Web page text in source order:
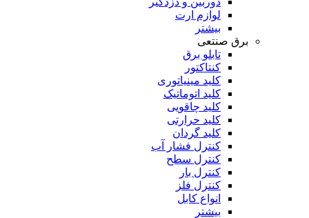
لوازم ارت
بیشتر
برق صنتعی
تابلو برق
کنتاکتور
کلید مینیاتوری
کلید اتوماتیک
کلید چاقویی
کلید حرارتی
کلید گردان
کنترل فشار آب
کنترل سطح
کنترل بار
کنترل فلز
انواع کابل
بیشتر